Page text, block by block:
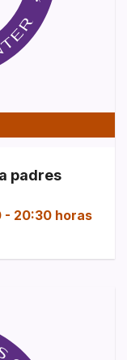
padres
- 20:30 horas